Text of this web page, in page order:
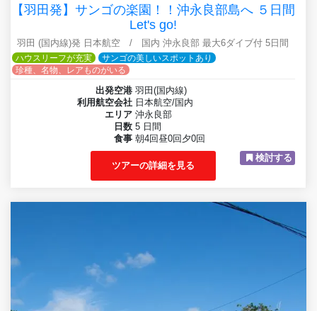
【羽田発】サンゴの楽園！！沖永良部島へ ５日間
Let's go!
羽田 (国内線)発 日本航空 / 国内 沖永良部 最大6ダイブ付 5日間
ハウスリーフが充実
サンゴの美しいスポットあり
珍種、名物、レアものがいる
出発空港 羽田(国内線)
利用航空会社 日本航空/国内
エリア 沖永良部
日数 5 日間
食事 朝4回昼0回夕0回
ツアーの詳細を見る
検討する